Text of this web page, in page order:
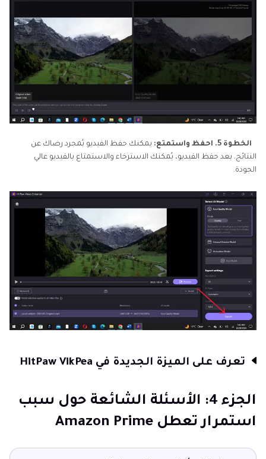
الخطوة 5. احفظ واستمتع:
يمكنك حفظ الفيديو بُمجرد رضاك ​​عن
النتائج. بعد حفظ الفيديو، يُمكنك الاسترخاء والاستمتاع بالفيديو عالي
الجودة.
تعرف على الميزة الجديدة في HitPaw VikPea
الجزء 4: الأسئلة الشائعة حول سبب
استمرار تعطل Amazon Prime